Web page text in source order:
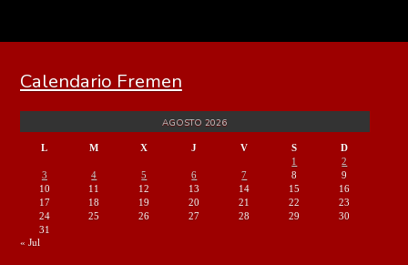
Calendario Fremen
AGOSTO 2026
L M X J V S
D
1
2
3
4 5 6 7 8
9
10
11 12 13 14 15
16
17
18 19 20 21 22
23
24
25 26 27 28 29
30
31
« Jul